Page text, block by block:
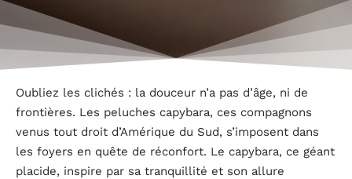
Oubliez les clichés : la douceur n’a pas d’âge, ni de
frontières. Les peluches capybara, ces compagnons
venus tout droit d’Amérique du Sud, s’imposent dans
les foyers en quête de réconfort. Le capybara, ce géant
placide, inspire par sa tranquillité et son allure